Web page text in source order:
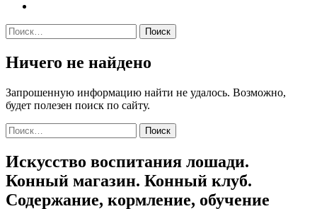
Найти:
Ничего не найдено
Запрошенную информацию найти не удалось. Возможно,
будет полезен поиск по сайту.
Найти:
Искусство воспитания лошади.
Конный магазин. Конный клуб.
Содержание, кормление, обучение